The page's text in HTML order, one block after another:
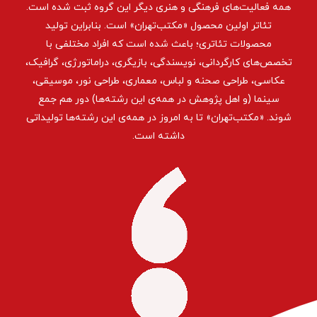
همه‌ فعالیت‌های فرهنگی و هنری دیگر این گروه ثبت شده است.
تئاتر اولین محصول «مکتب‌تهران» است. بنابراین تولید
محصولات تئاتری؛ باعث شده است که افراد مختلفی با
تخصص‌های کارگردانی، نویسندگی، بازیگری، دراماتورژی، گرافیک،
عکاسی، طراحی ‌صحنه و لباس، معماری، طراحی نور، موسیقی،
سینما (و اهل پژوهش در همه‌ی این رشته‌ها) دور هم جمع
شوند. «مکتب‌تهران» تا به امروز در همه‌ی این رشته‌ها تولیداتی
داشته است.